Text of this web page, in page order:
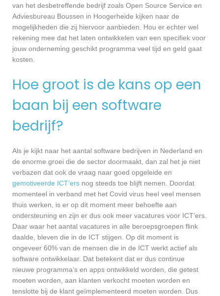
van het desbetreffende bedrijf zoals Open Source Service en
Adviesbureau Boussen in Hoogerheide kijken naar de
mogelijkheden die zij hiervoor aanbieden. Hou er echter wel
rekening mee dat het laten ontwikkelen van een specifiek voor
jouw onderneming geschikt programma veel tijd en geld gaat
kosten.
Hoe groot is de kans op een
baan bij een software
bedrijf?
Als je kijkt naar het aantal software bedrijven in Nederland en
de enorme groei die de sector doormaakt, dan zal het je niet
verbazen dat ook de vraag naar goed opgeleide en
gemotiveerde ICT’ers nog steeds toe blijft nemen. Doordat
momenteel in verband met het Covid virus heel veel mensen
thuis werken, is er op dit moment meer behoefte aan
ondersteuning en zijn er dus ook meer vacatures voor ICT’ers.
Daar waar het aantal vacatures in alle beroepsgroepen flink
daalde, bleven die in de ICT stijgen. Op dit moment is
ongeveer 60% van de mensen die in de ICT werkt actief als
software ontwikkelaar. Dat betekent dat er dus continue
nieuwe programma’s en apps ontwikkeld worden, die getest
moeten worden, aan klanten verkocht moeten worden en
tenslotte bij de klant geïmplementeerd moeten worden. Dus